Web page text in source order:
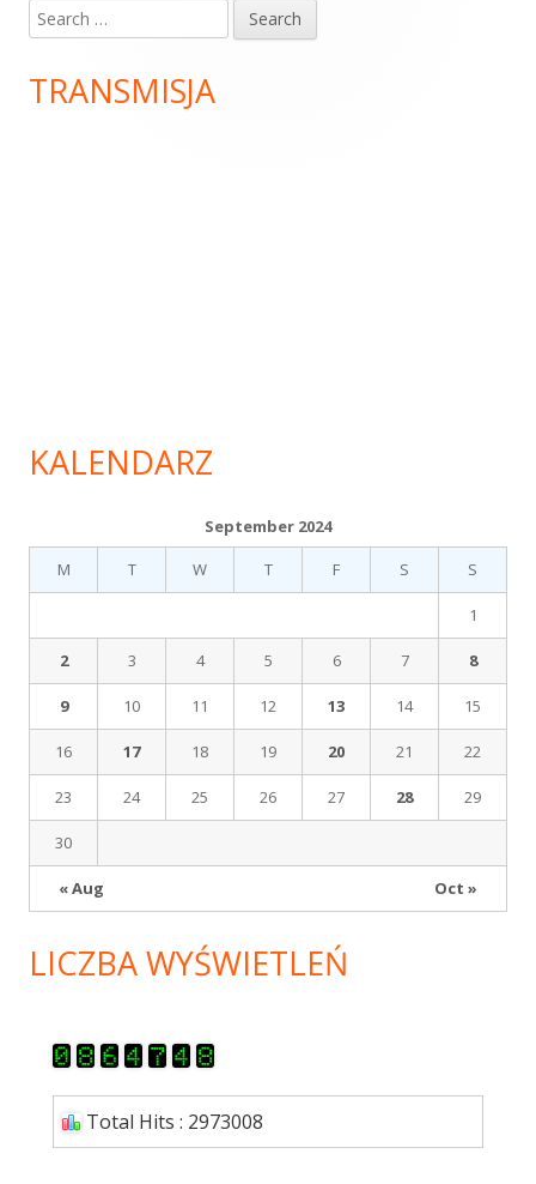
Main
Sidebar
Search
for:
TRANSMISJA
KALENDARZ
September 2024
M
T W T F S S
« Aug Oct »
1
2 3 4 5 6 7 8
9 10 11 12 13 14 15
16 17 18 19 20 21 22
23 24 25 26 27 28 29
30
LICZBA WYŚWIETLEŃ
Total Hits : 2973008